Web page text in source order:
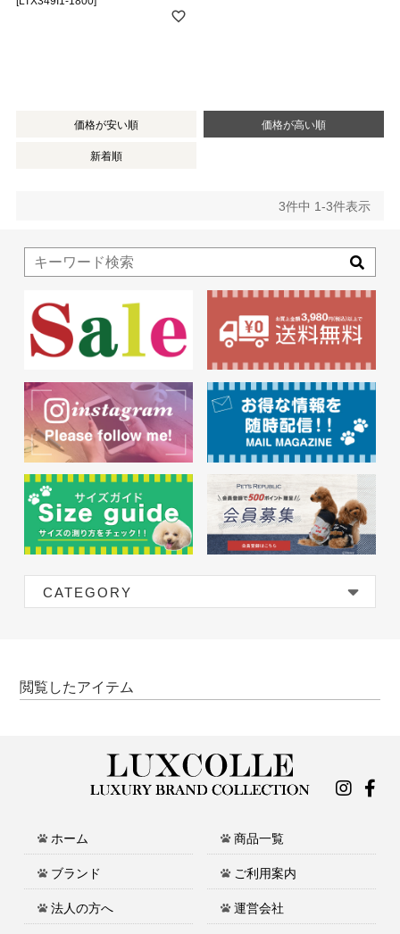
CATEGORY
価格が安い順 価格が高い順
新着順
3件中 1-3件表示
閲覧したアイテム
ホーム 商品一覧
ブランド ご利用案内
法人の方へ 運営会社